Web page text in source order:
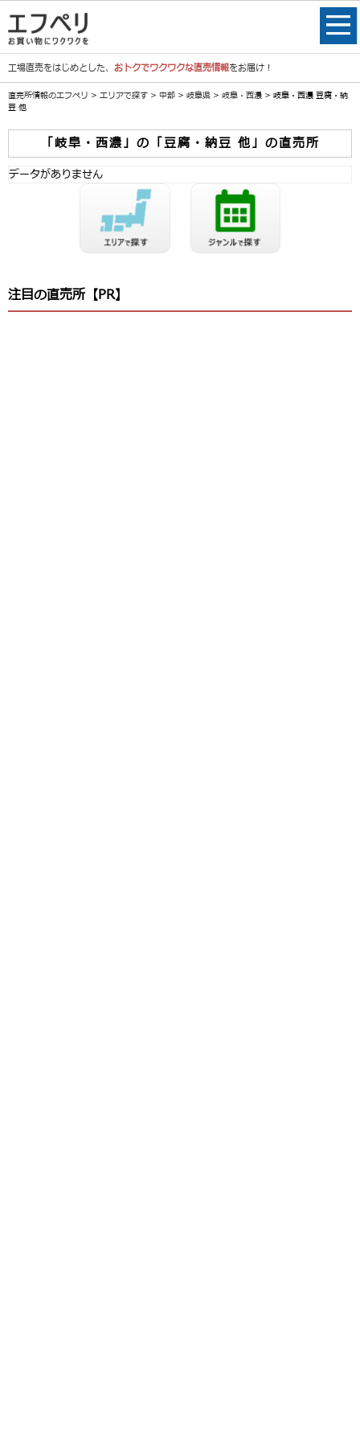
工場直売をはじめとした、 おトクでワクワクな直売情報をお届け！
直売所情報のエフペリ > エリアで探す > 中部 > 岐阜県 > 岐阜・西濃 > 岐阜・西濃 豆腐・納
豆 他
「岐阜・西濃」の「豆腐・納豆 他」の直売所
データがありません
注目の直売所【PR】